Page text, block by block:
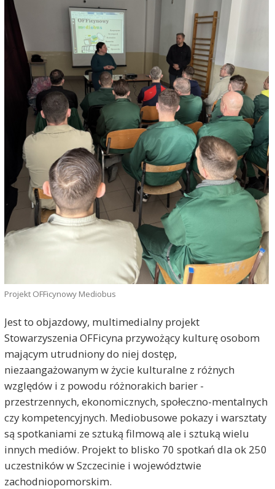
Projekt OFFicynowy Mediobus
Jest to objazdowy, multimedialny projekt
Stowarzyszenia OFFicyna przywożący kulturę osobom
mającym utrudniony do niej dostęp,
niezaangażowanym w życie kulturalne z różnych
względów i z powodu różnorakich barier -
przestrzennych, ekonomicznych, społeczno-mentalnych
czy kompetencyjnych. Mediobusowe pokazy i warsztaty
są spotkaniami ze sztuką filmową ale i sztuką wielu
innych mediów. Projekt to blisko 70 spotkań dla ok 250
uczestników w Szczecinie i województwie
zachodniopomorskim.